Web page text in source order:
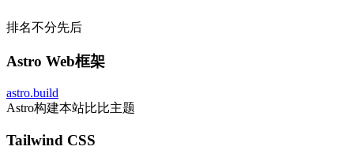
排名不分先后
Astro Web框架
astro.build
Astro构建本站比比主题
Tailwind CSS